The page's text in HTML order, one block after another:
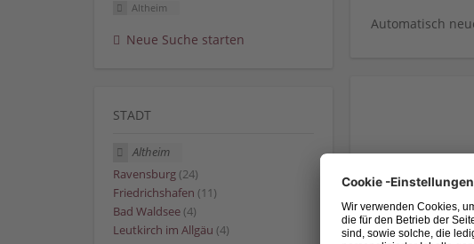
Automatisch
Altheim
Neue Suche starten
STADT
Altheim
Ravensburg (24)
Friedrichshafen (11)
Bad Waldsee (4)
Leutkirch im Allgäu (4)